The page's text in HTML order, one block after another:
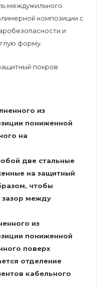
междужильного
композиции с
и
форму.
покров
из
пониженной
на
две стальные
на защитный
чтобы
зазор между
из
пониженной
поверх
отделение
кабельного